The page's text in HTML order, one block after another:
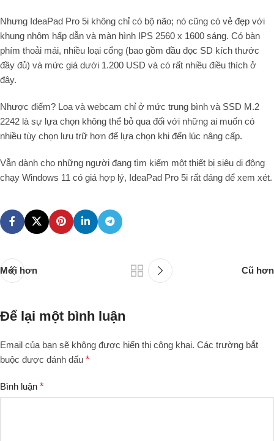
Nhưng IdeaPad Pro 5i không chỉ có bộ não; nó cũng có vẻ đẹp với
khung nhôm hấp dẫn và màn hình IPS 2560 x 1600 sáng. Có bàn
phím thoải mái, nhiều loại cổng (bao gồm đầu đọc SD kích thước
đầy đủ) và mức giá dưới 1.200 USD và có rất nhiều điều thích ở
đây.
Nhược điểm? Loa và webcam chỉ ở mức trung bình và SSD M.2
2242 là sự lựa chọn không thể bỏ qua đối với những ai muốn có
nhiều tùy chọn lưu trữ hơn để lựa chọn khi đến lúc nâng cấp.
Vẫn dành cho những người đang tìm kiếm một thiết bị siêu di động
chạy Windows 11 có giá hợp lý, IdeaPad Pro 5i rất đáng để xem xét.
Mới hơn Cũ hơn
Để lại một bình luận
Email của bạn sẽ không được hiển thị công khai. Các trường bắt
buộc được đánh dấu *
Bình luận *